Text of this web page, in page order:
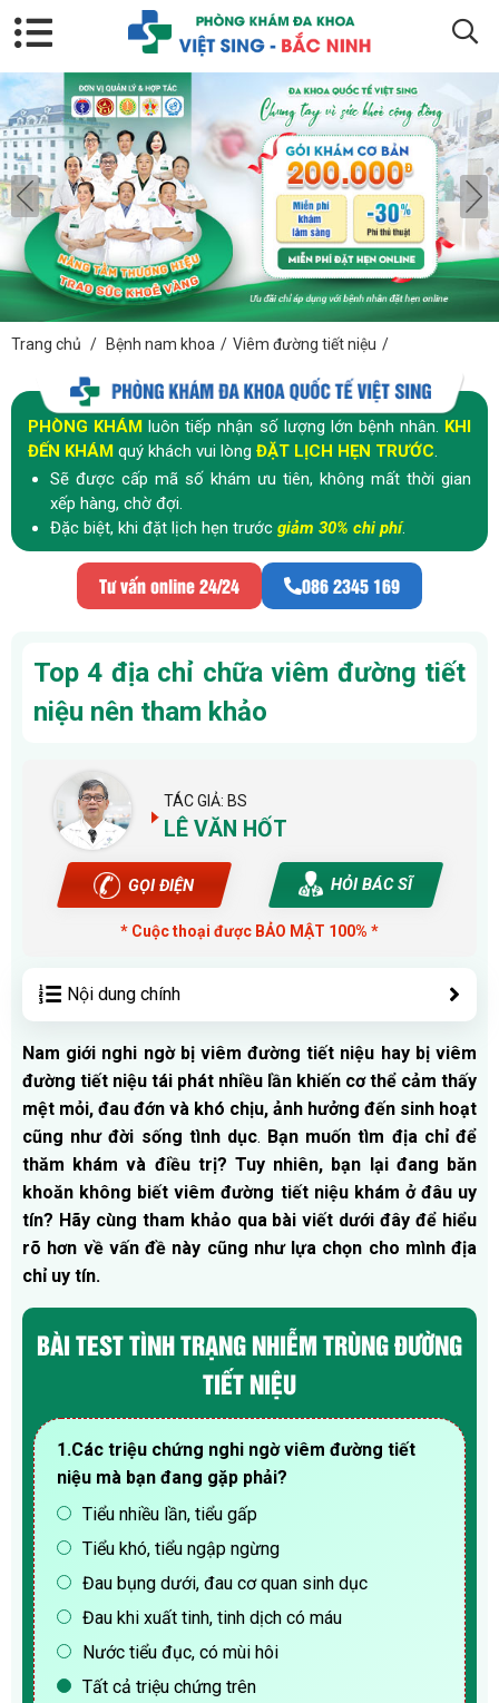
Trang chủ / Bệnh nam khoa / Viêm đường tiết niệu /
PHÒNG KHÁM luôn tiếp nhận số lượng lớn bệnh nhân. KHI
ĐẾN KHÁM quý khách vui lòng ĐẶT LỊCH HẸN TRƯỚC.
Sẽ được cấp mã số khám ưu tiên, không mất thời gian
xếp hàng, chờ đợi.
Đặc biệt, khi đặt lịch hẹn trước giảm 30% chi phí.
Tư vấn online 24/24 086 2345 169
Top 4 địa chỉ chữa viêm đường tiết
niệu nên tham khảo
TÁC GIẢ: BS
LÊ VĂN HỐT
GỌI ĐIỆN HỎI BÁC SĨ
* Cuộc thoại được BẢO MẬT 100% *
Nội dung chính
Nam giới nghi ngờ bị viêm đường tiết niệu hay bị viêm
đường tiết niệu tái phát nhiều lần khiến cơ thể cảm thấy
mệt mỏi, đau đớn và khó chịu, ảnh hưởng đến sinh hoạt
cũng như đời sống tình dục. Bạn muốn tìm địa chỉ để
thăm khám và điều trị? Tuy nhiên, bạn lại đang băn
khoăn không biết viêm đường tiết niệu khám ở đâu uy
tín? Hãy cùng tham khảo qua bài viết dưới đây để hiểu
rõ hơn về vấn đề này cũng như lựa chọn cho mình địa
chỉ uy tín.
BÀI TEST TÌNH TRẠNG NHIỄM TRÙNG ĐƯỜNG
TIẾT NIỆU
1.Các triệu chứng nghi ngờ viêm đường tiết
niệu mà bạn đang gặp phải?
Tiểu nhiều lần, tiểu gấp
Tiểu khó, tiểu ngập ngừng
Đau bụng dưới, đau cơ quan sinh dục
Đau khi xuất tinh, tinh dịch có máu
Nước tiểu đục, có mùi hôi
Tất cả triệu chứng trên